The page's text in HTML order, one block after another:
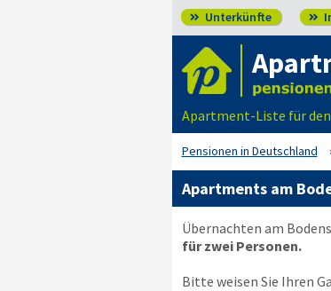
 Unterkünfte 
Apartment-Liste für
Pensionen in Deutschland
Apartments am
Übernachten am
für zwei Personen.
Bitte weisen Sie Ihren